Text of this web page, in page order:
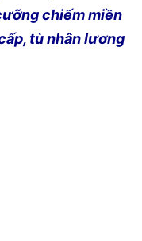
chiếm miền
tù nhân lương